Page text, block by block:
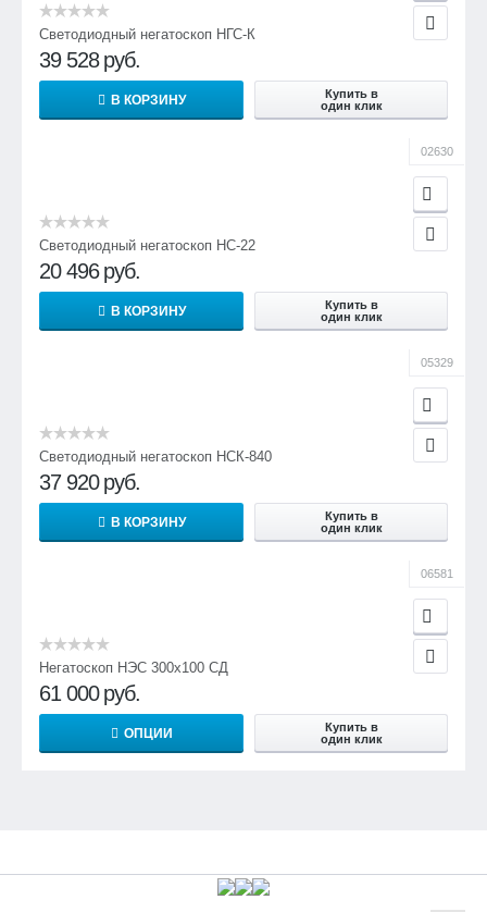
Светодиодный негатоскоп НГС-К
39 528 руб.
В КОРЗИНУ
Купить в
один клик
02630
Светодиодный негатоскоп НС-22
20 496 руб.
В КОРЗИНУ
Купить в
один клик
05329
Светодиодный негатоскоп НСК-840
37 920 руб.
В КОРЗИНУ
Купить в
один клик
06581
Негатоскоп НЭС 300х100 СД
61 000 руб.
ОПЦИИ
Купить в
один клик